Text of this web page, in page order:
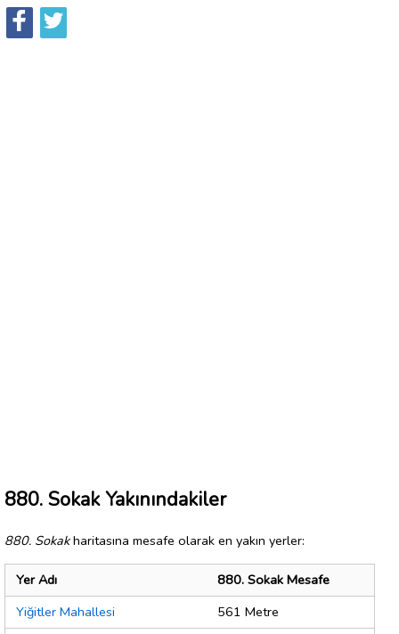
880. Sokak Yakınındakiler
880. Sokakharitasına mesafe olarak en yakın yerler:
Yer Adı
880. Sokak Mesafe
Yiğitler Mahallesi
561 Metre